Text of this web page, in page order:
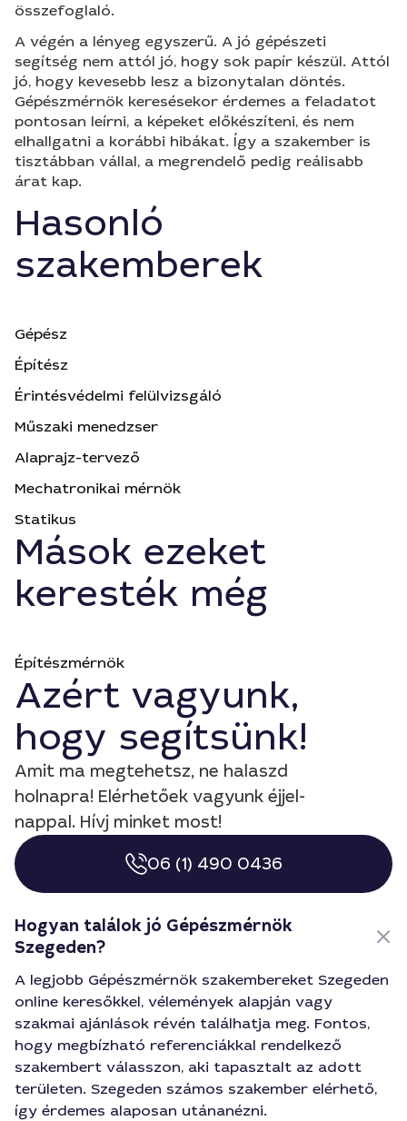
összefoglaló.
A végén a lényeg egyszerű. A jó gépészeti
segítség nem attól jó, hogy sok papír készül. Attól
jó, hogy kevesebb lesz a bizonytalan döntés.
Gépészmérnök keresésekor érdemes a feladatot
pontosan leírni, a képeket előkészíteni, és nem
elhallgatni a korábbi hibákat. Így a szakember is
tisztábban vállal, a megrendelő pedig reálisabb
árat kap.
Hasonló
szakemberek
Gépész
Építész
Érintésvédelmi felülvizsgáló
Műszaki menedzser
Alaprajz-tervező
Mechatronikai mérnök
Statikus
Mások ezeket
keresték még
Építészmérnök
Azért vagyunk,
hogy segítsünk!
Amit ma megtehetsz, ne halaszd
holnapra! Elérhetőek vagyunk éjjel-
nappal. Hívj minket most!
06 (1) 490 0436
Hogyan találok jó Gépészmérnök
Szegeden?
A legjobb Gépészmérnök szakembereket Szegeden
online keresőkkel, vélemények alapján vagy
szakmai ajánlások révén találhatja meg. Fontos,
hogy megbízható referenciákkal rendelkező
szakembert válasszon, aki tapasztalt az adott
területen. Szegeden számos szakember elérhető,
így érdemes alaposan utánanézni.